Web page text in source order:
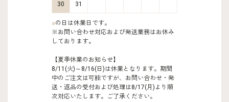
30 31
■の日は休業日です。
※お問い合わせ対応および発送業務はお休み
しております。
【夏季休業のお知らせ】
8/11(火)～8/16(日)は休業となります。期間
中のご注文は可能ですが、お問い合わせ・発
送・返品の受付および処理は8/17(月)より順
次対応いたします。ご了承ください。